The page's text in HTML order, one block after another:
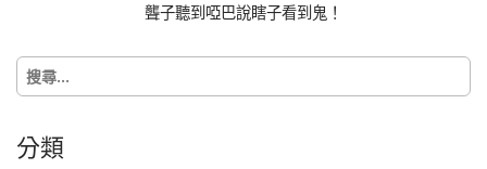
i
o
n
聾子聽到啞巴說瞎子看到鬼！
搜
尋
字:
分類